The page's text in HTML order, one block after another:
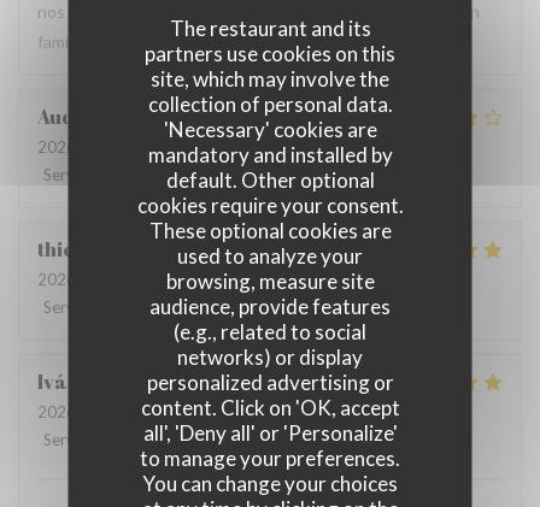
The restaurant and its
partners use cookies on this
site, which may involve the
collection of personal data.
'Necessary' cookies are
mandatory and installed by
default. Other optional
cookies require your consent.
These optional cookies are
used to analyze your
browsing, measure site
audience, provide features
(e.g., related to social
networks) or display
personalized advertising or
content. Click on 'OK, accept
all', 'Deny all' or 'Personalize'
to manage your preferences.
You can change your choices
nos demandes! Nous avons passé un chouette moment en
famille ! Desserts bien copieux !
Aude
2026-08-07
- 19:30 - Guests 2
Service
Ambiance: 5/5 Food: 4/5 Value:
thierry
2026-08-07
- 21:30 - Guests 4
Service
Ambiance:5/5 Food: 4/5 Value:4/5
Iván
2026-08-07
- 21:30 - Guests 4
Service
Ambiance:5 /5 Food :4/5 Value: 5/5